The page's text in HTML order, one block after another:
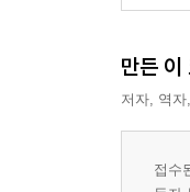
만든 이
저자, 역
접수